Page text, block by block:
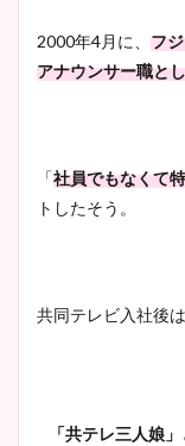
2000年4月に、 フ
アナウンサー職と
「社員でもなくて
トしたそう。
共同テレビ入社後は
「共テレ三人娘